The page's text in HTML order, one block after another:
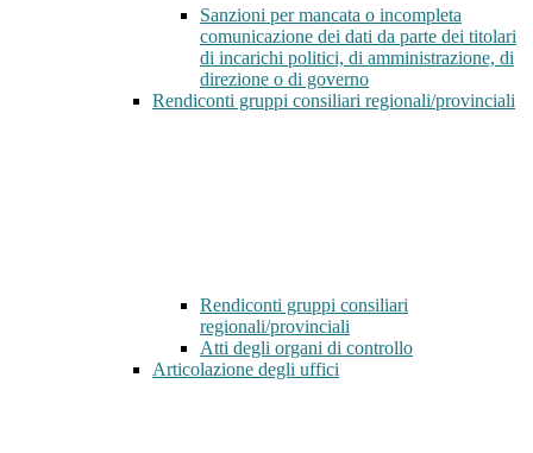
Sanzioni per mancata o incompleta
comunicazione dei dati da parte dei titolari
di incarichi politici, di amministrazione, di
direzione o di governo
Rendiconti gruppi consiliari regionali/provinciali
Rendiconti gruppi consiliari
regionali/provinciali
Atti degli organi di controllo
Articolazione degli uffici